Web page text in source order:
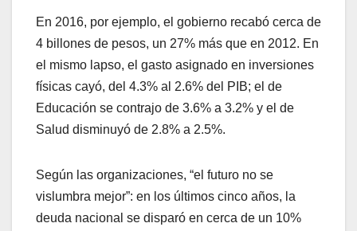
En 2016, por ejemplo, el gobierno recabó cerca de
4 billones de pesos, un 27% más que en 2012. En
el mismo lapso, el gasto asignado en inversiones
físicas cayó, del 4.3% al 2.6% del PIB; el de
Educación se contrajo de 3.6% a 3.2% y el de
Salud disminuyó de 2.8% a 2.5%.
Según las organizaciones, “el futuro no se
vislumbra mejor”: en los últimos cinco años, la
deuda nacional se disparó en cerca de un 10%